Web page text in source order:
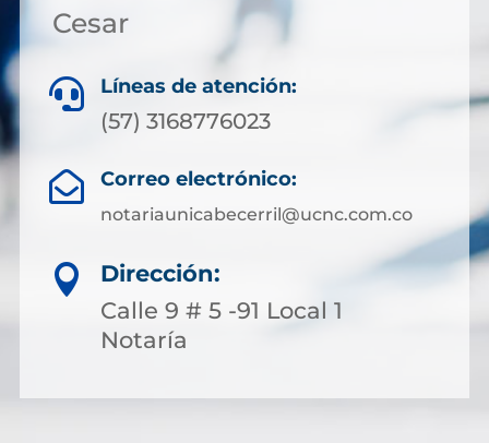
Cesar
 Líneas de atención:
(57) 3168776023
 Correo electrónico:
notariaunicabecerril@ucnc.com.co

Dirección:
Calle 9 # 5 -91 Local 1
Notaría